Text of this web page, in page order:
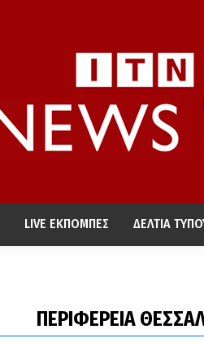
LIVE ΕΚΠΟΜΠΕΣ ΔΕΛΤΙΑ
ΠΕΡΙΦΕΡΕΙΑ